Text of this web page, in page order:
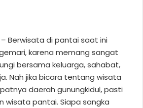
– Berwisata di pantai saat ini
karena memang sangat
bersama keluarga, sahabat,
Nah jika bicara tentang wisata
daerah gunungkidul, pasti
wisata pantai. Siapa sangka